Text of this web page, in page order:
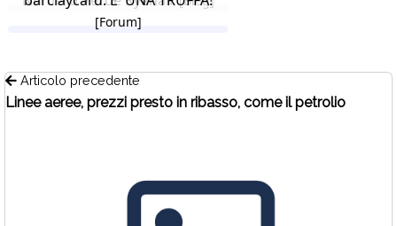
[Forum]
Articolo precedente
Linee aeree, prezzi presto in ribasso, come il petrolio